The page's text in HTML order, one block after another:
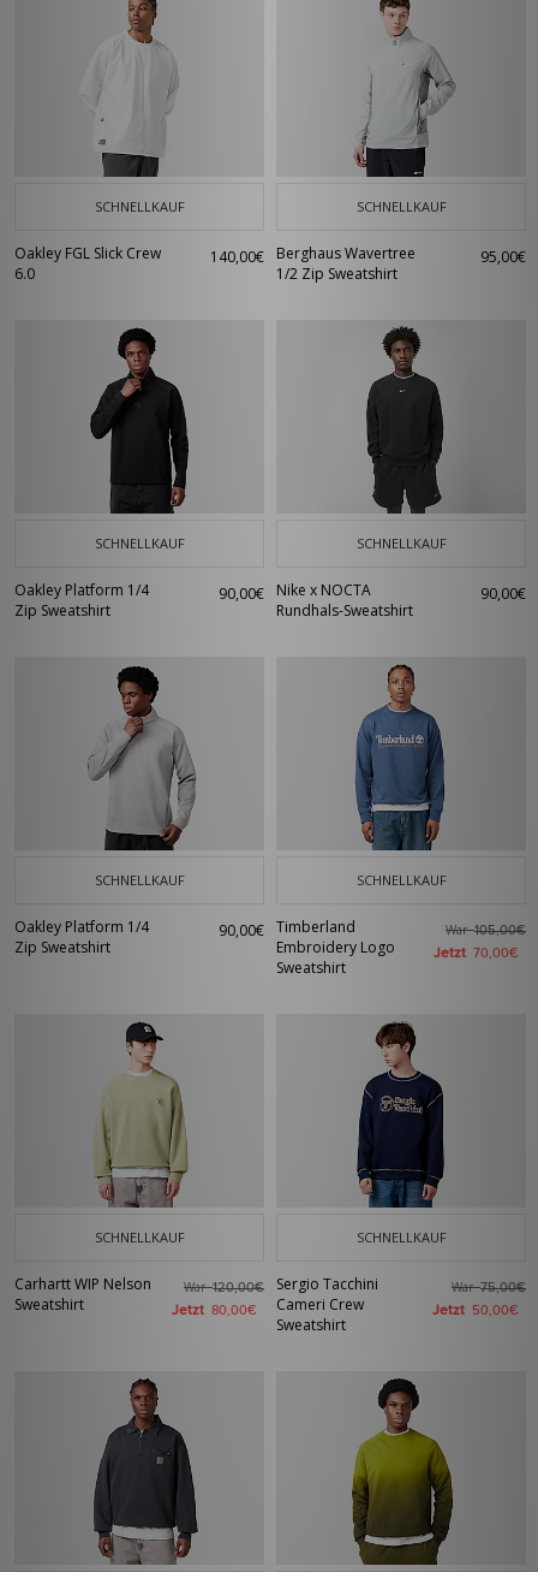
SCHNELLKAUF
Oakley FGL Slick Crew
6.0
140,00€
SCHNELLKAUF
Berghaus Wavertree
1/2 Zip Sweatshirt
95,00€
SCHNELLKAUF
Oakley Platform 1/4
Zip Sweatshirt
90,00€
SCHNELLKAUF
Nike x NOCTA
Rundhals-Sweatshirt
90,00€
SCHNELLKAUF
Oakley Platform 1/4
Zip Sweatshirt
90,00€
SCHNELLKAUF
Timberland
Embroidery Logo
Sweatshirt
War105,00€
Jetzt 70,00€
SCHNELLKAUF
Carhartt WIP Nelson
Sweatshirt
War120,00€
Jetzt 80,00€
SCHNELLKAUF
Sergio Tacchini
Cameri Crew
Sweatshirt
War75,00€
Jetzt 50,00€